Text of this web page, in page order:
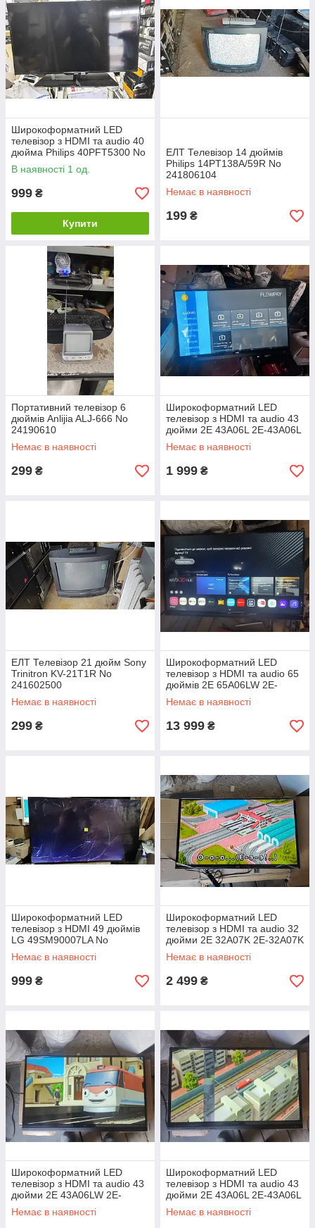
Широкоформатний LED
телевізор з HDMI та audio 40
дюйма Philips 40PFT5300 No
26190501
В наявності 1 од.
999 ₴
Купити
ЕЛТ Телевізор 14 дюймів
Philips 14PT138A/59R No
241806104
Немає в наявності
199 ₴
Портативний телевізор 6
дюймів Anlijia ALJ-666 No
24190610
Немає в наявності
299 ₴
Широкоформатний LED
телевізор з HDMI та audio 43
дюйми 2E 43A06L 2E-43A06L
No 24030912
Немає в наявності
1 999 ₴
ЕЛТ Телевізор 21 дюйм Sony
Trinitron KV-21T1R No
241602500
Немає в наявності
299 ₴
Широкоформатний LED
телевізор з HDMI та audio 65
дюймів 2E 65A06LW 2E-
65A06LW No 24030915
Немає в наявності
13 999 ₴
Широкоформатний LED
телевізор з HDMI 49 дюймів
LG 49SM90007LA No
24250718
Немає в наявності
999 ₴
Широкоформатний LED
телевізор з HDMI та audio 32
дюйми 2E 32A07K 2E-32A07K
No 24040901
Немає в наявності
2 499 ₴
Широкоформатний LED
телевізор з HDMI та audio 43
дюйми 2E 43A06LW 2E-
43A06LW No 24040905
Немає в наявності
Широкоформатний LED
телевізор з HDMI та audio 43
дюйми 2E 43A06L 2E-43A06L
No 24040907
Немає в наявності